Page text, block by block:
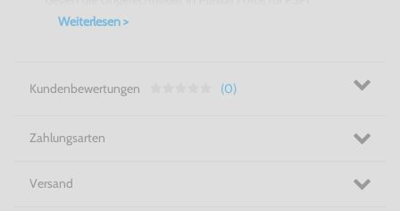
Weiterlesen >
Kundenbewertungen (0)
Zahlungsarten
Versand